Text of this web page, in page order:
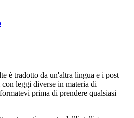
è tradotto da un'altra lingua e i post
con leggi diverse in materia di
prima di prendere qualsiasi